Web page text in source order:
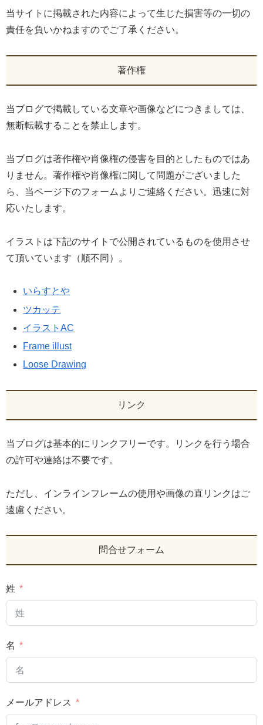
当サイトに掲載された内容によって生じた損害等の一切の
責任を負いかねますのでご了承ください。
著作権
当ブログで掲載している文章や画像などにつきましては、
無断転載することを禁止します。
当ブログは著作権や肖像権の侵害を目的としたものではあ
りません。著作権や肖像権に関して問題がございました
ら、当ページ下のフォームよりご連絡ください。迅速に対
応いたします。
イラストは下記のサイトで公開されているものを使用させ
て頂いています（順不同）。
いらすとや
ツカッテ
イラストAC
Frame illust
Loose Drawing
リンク
当ブログは基本的にリンクフリーです。リンクを行う場合
の許可や連絡は不要です。
ただし、インラインフレームの使用や画像の直リンクはご
遠慮ください。
問合せフォーム
姓
名
メールアドレス